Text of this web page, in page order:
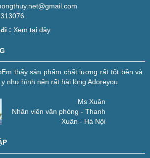
: Xem tại đây
lượng rất tốt bền và nhận được sản phẩm
lòng Adoreyou
- Thanh
- Hà Nội